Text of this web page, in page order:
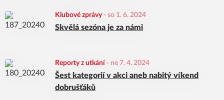
Klubové zprávy - so 1. 6. 2024
Skvělá sezóna je za námi
Reporty z utkání - ne 7. 4. 2024
Šest kategorií v akci aneb nabitý víkend
dobrušťáků